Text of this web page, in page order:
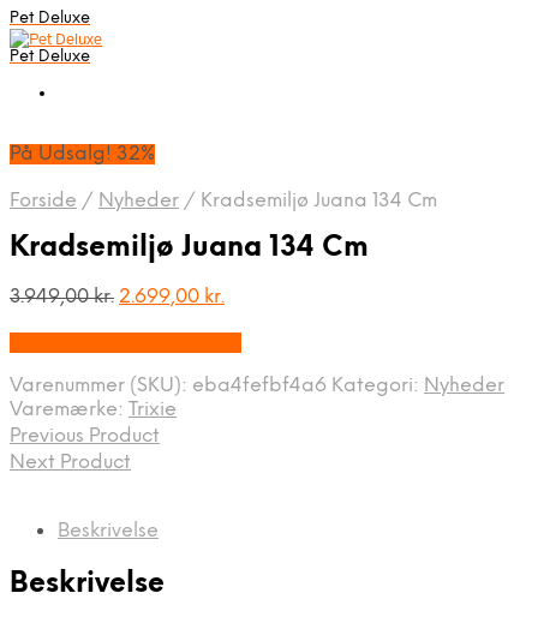
Pet Deluxe
Pet Deluxe
På Udsalg! 32%
Forside / Nyheder / Kradsemiljø Juana 134 Cm
Kradsemiljø Juana 134 Cm
3.949,00kr. Den
3.949,00 kr..
2.699,00 kr.Den
2.699,00 kr..
Varenummer (SKU): eba4fefbf4a6 Kategori: Nyheder
Varemærke: Trixie
Previous Product
Next Product
Beskrivelse
Beskrivelse